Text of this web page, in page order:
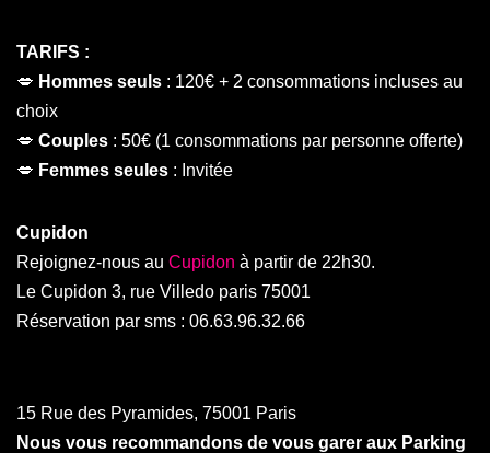
TARIFS :
💋 Hommes seuls : 120€ + 2 consommations incluses au
choix
💋 Couples : 50€ (1 consommations par personne offerte)
💋 Femmes seules : Invitée
Cupidon
Rejoignez-nous au Cupidon à partir de 22h30.
Le Cupidon 3, rue Villedo paris 75001
Réservation par sms : 06.63.96.32.66
15 Rue des Pyramides, 75001 Paris
Nous vous recommandons de vous garer aux Parking